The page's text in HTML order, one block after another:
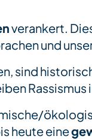
verankert.
und
sind
Rassismus
heute eine